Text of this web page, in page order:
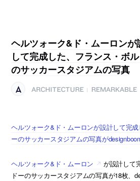
ヘルツォーク&ド・ムーロンが
して完成した、フランス・ボ
のサッカースタジアムの写真
ARCHITECTURE REMARKABLE
ヘルツォーク&ド・ムーロンが設計して完
ーのサッカースタジアムの写真が
ヘルツォーク&ド・ムーロン
が設計して
ドーのサッカースタジアムの写真が18枚、